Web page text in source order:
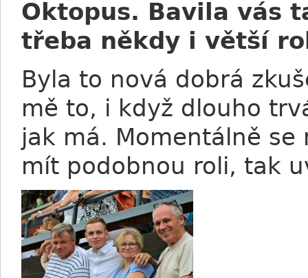
Oktopus. Bavila vás
třeba někdy i větší
Byla to nová dobrá
mě to, i když dlouho
jak má. Momentálně
mít podobnou roli, tak